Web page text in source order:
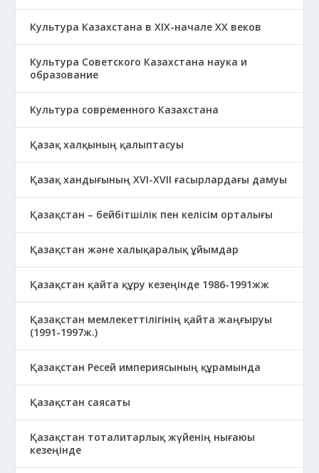
Культура Казахстана в ХІХ-начале ХХ веков
Культура Советского Казахстана наука и
образование
Культура современного Казахстана
Қазақ халқының қалыптасуы
Қазақ хандығының XVI-XVII ғасырлардағы дамуы
Қазақстан – бейбітшілік пен келісім орталығы
Қазақстан және халықаралық ұйымдар
Қазақстан қайта құру кезеңінде 1986-1991жж
Қазақстан мемлекеттілігінің қайта жаңғыруы
(1991-1997ж.)
Қазақстан Ресей империясының құрамында
Қазақстан саясаты
Қазақстан тоталитарлық жүйенің нығаюы
кезеңінде